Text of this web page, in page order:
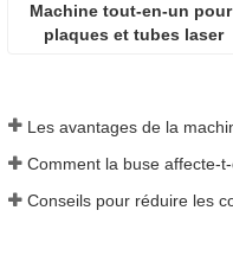
Machine tout-en-un pour
plaques et tubes laser